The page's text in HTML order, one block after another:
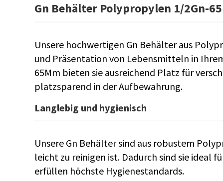
Gn Behälter Polypropylen 1/2Gn-
Unsere hochwertigen Gn Behälter aus
und Präsentation von Lebensmitteln in
65Mm bieten sie ausreichend Platz für
platzsparend in der Aufbewahrung.
Langlebig und hygienisch
Unsere Gn Behälter sind aus robustem
leicht zu reinigen ist. Dadurch sind sie ideal
erfüllen höchste Hygienestandards.